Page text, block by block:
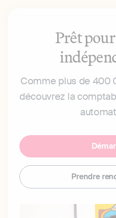
Prêt
Comme plus de 400
découvrez la
Prendre